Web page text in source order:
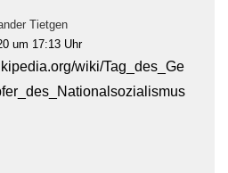
Tietgen
um 17:13 Uhr
wiki/Tag_des_Ge